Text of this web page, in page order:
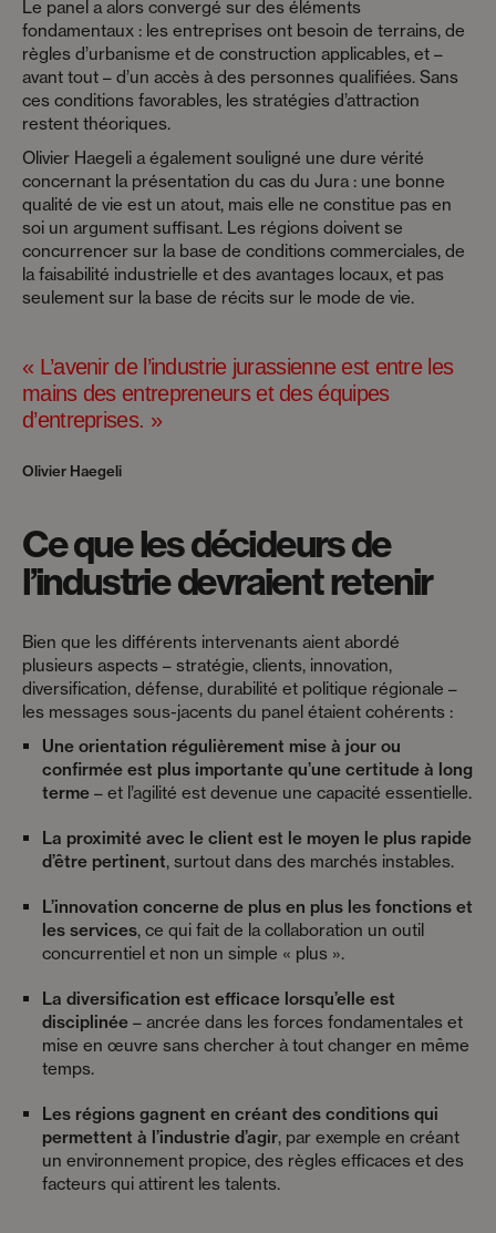
Le panel a alors convergé sur des éléments
fondamentaux : les entreprises ont besoin de terrains, de
règles d’urbanisme et de construction applicables, et –
avant tout – d’un accès à des personnes qualifiées. Sans
ces conditions favorables, les stratégies d’attraction
restent théoriques.
Olivier Haegeli a également souligné une dure vérité
concernant la présentation du cas du Jura : une bonne
qualité de vie est un atout, mais elle ne constitue pas en
soi un argument suffisant. Les régions doivent se
concurrencer sur la base de conditions commerciales, de
la faisabilité industrielle et des avantages locaux, et pas
seulement sur la base de récits sur le mode de vie.
« L’avenir de l’industrie jurassienne est entre les
mains des entrepreneurs et des équipes
d’entreprises. »
Olivier Haegeli
Ce que les décideurs de
l’industrie devraient retenir
Bien que les différents intervenants aient abordé
plusieurs aspects – stratégie, clients, innovation,
diversification, défense, durabilité et politique régionale –
les messages sous-jacents du panel étaient cohérents :
Une orientation régulièrement mise à jour ou
confirmée est plus importante qu’une certitude à long
terme – et l’agilité est devenue une capacité essentielle.
La proximité avec le client est le moyen le plus rapide
d’être pertinent, surtout dans des marchés instables.
L’innovation concerne de plus en plus les fonctions et
les services, ce qui fait de la collaboration un outil
concurrentiel et non un simple « plus ».
La diversification est efficace lorsqu’elle est
disciplinée – ancrée dans les forces fondamentales et
mise en œuvre sans chercher à tout changer en même
temps.
Les régions gagnent en créant des conditions qui
permettent à l’industrie d’agir, par exemple en créant
un environnement propice, des règles efficaces et des
facteurs qui attirent les talents.